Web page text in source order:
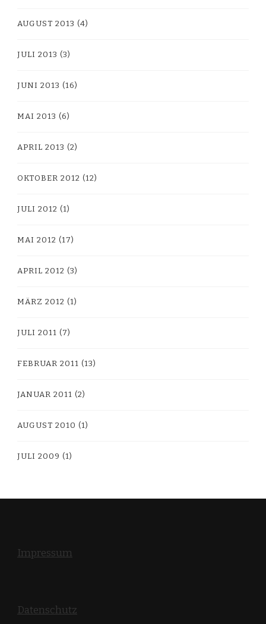
AUGUST 2013 (4)
JULI 2013 (3)
JUNI 2013 (16)
MAI 2013 (6)
APRIL 2013 (2)
OKTOBER 2012 (12)
JULI 2012 (1)
MAI 2012 (17)
APRIL 2012 (3)
MÄRZ 2012 (1)
JULI 2011 (7)
FEBRUAR 2011 (13)
JANUAR 2011 (2)
AUGUST 2010 (1)
JULI 2009 (1)
Impressum
Datenschutz